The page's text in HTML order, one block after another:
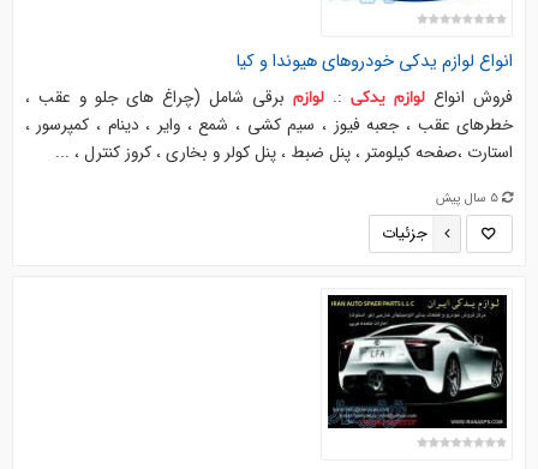
انواع لوازم یدکی خودروهایهیونداو کیا
فروش انواع لوازم یدکی:. لوازمبرقی شامل (چراغ های جلو و عقب ،
خطرهای عقب ، جعبه فیوز ، سیم کشی ، شمع ، وایر ، دینام ، کمپرسور ،
استارت ،صفحه کیلومتر ، پنل ضبط ، پنل کولر و بخاری ، کروز کنترل ، ...
5 سال پیش
جزئیات